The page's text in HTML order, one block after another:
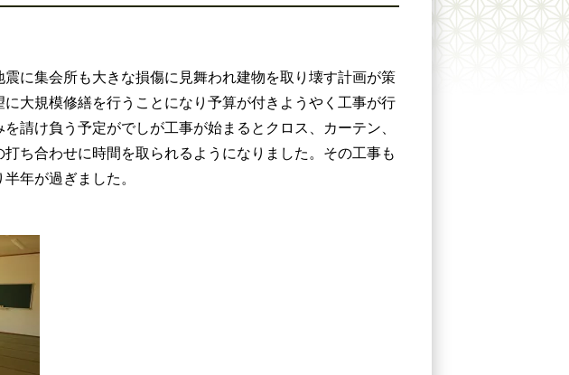
に集会所も大きな損傷に見舞われ建物を取り壊す計画が策
大規模修繕を行うことになり予算が付きようやく工事が行
請け負う予定がでしが工事が始まるとクロス、カーテン、
ち合わせに時間を取られるようになりました。その工事も
年が過ぎました。